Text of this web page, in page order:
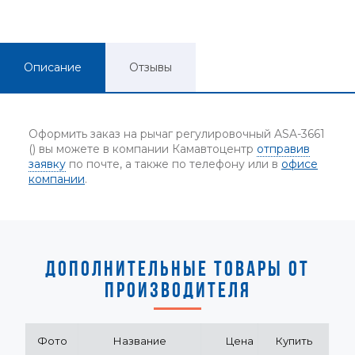
Описание Отзывы
Оформить заказ на рычаг регулировочный ASA-3661
() вы можете в компании Камавтоцентр отправив
заявку по почте, а также по телефону или в офисе
компании.
ДОПОЛНИТЕЛЬНЫЕ ТОВАРЫ ОТ
ПРОИЗВОДИТЕЛЯ
Фото Название Цена Купить